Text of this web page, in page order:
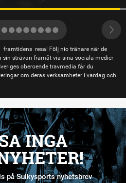
framtidens resa! Följ nio tränare när de
sin strävan framåt via sina sociala medier-
oberoende travmedia får du
om deras verksamheter i vardag och
INGA
på Sulkysports nyhetsbrev